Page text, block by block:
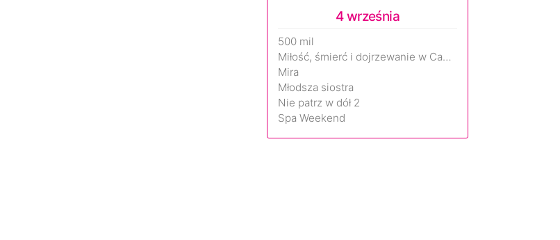
4 września
500 mil
Miłość, śmierć i dojrzewanie w Camp Miasma
Mira
Młodsza siostra
Nie patrz w dół 2
Spa Weekend